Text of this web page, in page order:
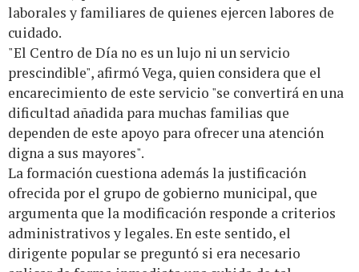
laborales y familiares de quienes ejercen labores de
cuidado.
"El Centro de Día no es un lujo ni un servicio
prescindible", afirmó Vega, quien considera que el
encarecimiento de este servicio "se convertirá en una
dificultad añadida para muchas familias que
dependen de este apoyo para ofrecer una atención
digna a sus mayores".
La formación cuestiona además la justificación
ofrecida por el grupo de gobierno municipal, que
argumenta que la modificación responde a criterios
administrativos y legales. En este sentido, el
dirigente popular se preguntó si era necesario